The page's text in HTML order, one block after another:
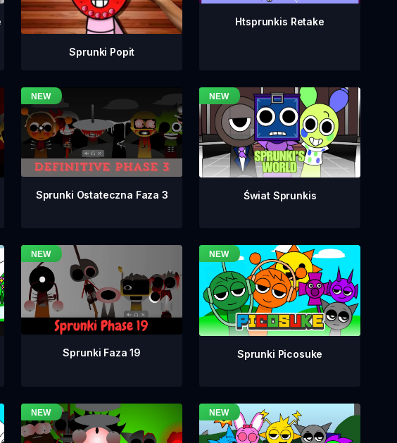
Sprunki Popit
Htsprunkis Retake
Sprunki Ostateczna Faza 3 Świat Sprunkis
Sprunki Faza 19 Sprunki Picosuke